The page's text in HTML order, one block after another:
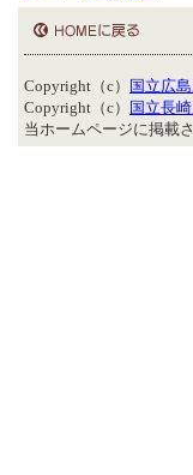
Copyright（c）
国立広
Copyright（c）
国立長
当ホームページに掲載